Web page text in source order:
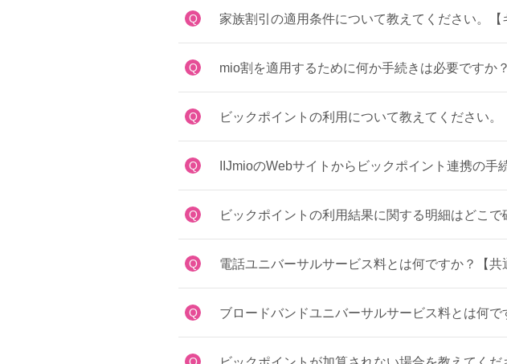
Q 家族割引の適用条件について教えてください。【
Q mio割を適用するために何か手続きは必要ですか
Q ビックポイントの利用について教えてください。
Q IIJmioのWebサイトからビックポイント連携の手
Q ビックポイントの利用結果に関する明細はどこで
Q 電話ユニバーサルサービス料とは何ですか？【共
Q ブロードバンドユニバーサルサービス料とは何で